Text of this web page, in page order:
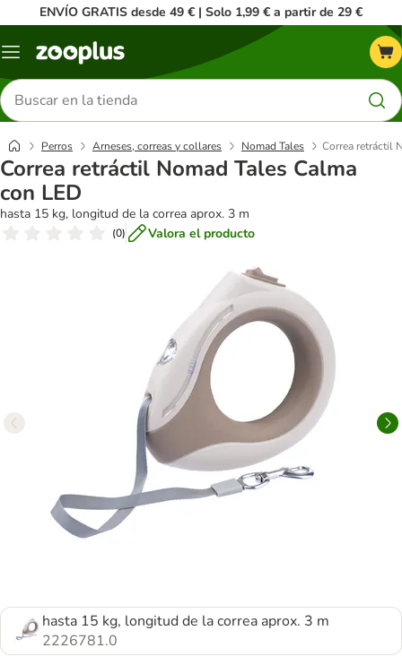
ENVÍO GRATIS desde 49 € | Solo 1,99 € a partir de 29 €
Menú
Buscar
productos
Perros Arneses, correas y collares Nomad Tales Correa retráctil
Correa retráctil Nomad Tales Calma
con LED
hasta 15 kg, longitud de la correa aprox. 3 m
(0) Valora el producto
hasta 15 kg, longitud de la correa aprox. 3 m
2226781.0